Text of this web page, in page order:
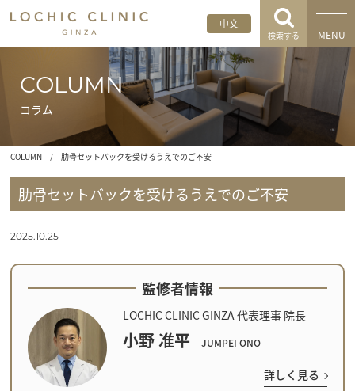
中文
検索する MENU
COLUMN
コラム
COLUMN / 肋骨セットバックを受けるうえでのご不安
肋骨セットバックを受けるうえでのご不安
2025.10.25
監修者情報
LOCHIC CLINIC GINZA 代表理事 院長
小野 准平 JUMPEI ONO
詳しく見る